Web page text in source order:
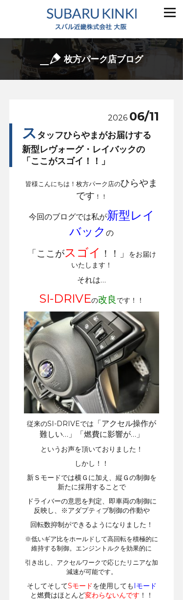
枚方パーク店ブログ
2026 06/11
ス タッフひらやまがお届けする
新型レヴォーグ・レイバックの
「ここがスゴイ！！」
皆様こんにちは！枚方パーク店のひらやま
です ！！
今回のブログでは私が新型レイ
バック の
「ここがスゴイ ！！」
をお届け
いたします！
それは…
SI-DRIVEの改良 です！！
従来のSI-DRIVEでは 「アクセル操作が
難しい…」「燃費に影響が…」
というお声を頂いておりました！
しかし！！
新Ｓモードでは横Ｇに加え、縦Ｇの制御を
新たに採用することで
ドライバーの意思を判定、即車両の制御に
反映し、※アダプティブ制御の作動や
回転数抑制ができるようになりました！
※低いギア比をホールドして高回転を積極的に
維持する制御。エンジントルクを効果的に
引き出し、アクセルワークで応じたリニアな加
減速が可能です。
そしてそしてSモードを使用してもIモード
と燃費はほとんど変わらないんです ！！